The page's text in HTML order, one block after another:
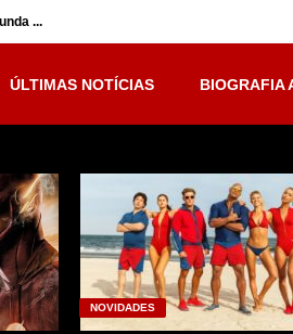
... Inumanos – série
ÚLTIMAS NOTÍCIAS BIOGRAFIA
NOVIDADES